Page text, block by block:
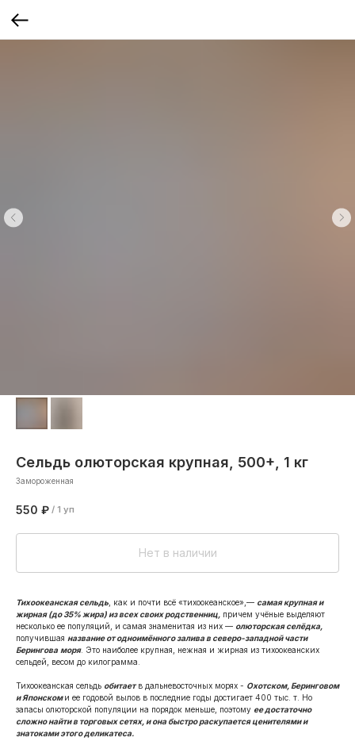
Сельдь олюторская крупная, 500+, 1 кг
Замороженная
550 ₽ / 1 уп
Нет в наличии
Тихоокеанская сельдь , как и почти всё «тихоокеанское»,— самая крупная и
жирная (до 35% жира) из всех своих родственниц, причем учёные выделяют
несколько ее популяций, и самая знаменитая из них — олюторская селёдка,
получившая название от одноимённого залива в северо-западной части
Берингова моря. Это наиболее крупная, нежная и жирная из тихоокеанских
сельдей, весом до килограмма.
Тихоокеанская сельдь обитаетв дальневосточных морях - Охотском, Беринговом
и Японскоми ее годовой вылов в последние годы достигает 400 тыс. т. Но
запасы олюторской популяции на порядок меньше, поэтому ее достаточно
сложно найти в торговых сетях, и она быстро раскупается ценителями и
знатоками этого деликатеса.